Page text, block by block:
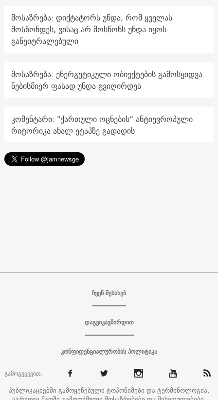
მოსაზრება: დიქტატორს უნდა, რომ ყველას
მოსწონდეს, ვისაც არ მოსწონს უნდა იყოს
განეიტრალებული
მოსაზრება: ენერგეტიკული ობიექტების გამოსყიდვა
ნებისმიერ ფასად უნდა გვიღირდეს
კომენტარი: "ქართული ოცნების“ ანტიევროპული
რიტორიკა ახალ ეტაპზე გადადის
ჩვენ შესახებ
დაგვიკავშირდით
კონფიდენციალურობის პოლიტიკა
გამოგვყევით:
პუბლიკაციებში გამოყენებული ტოპონიმები და ტერმინოლოგია,